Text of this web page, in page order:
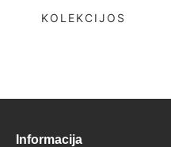
KOLEKCIJOS
Informacija